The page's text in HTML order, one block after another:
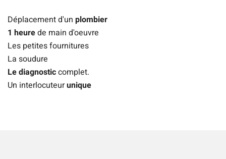
Déplacement d'un plombier
1 heurede main d'oeuvre
Les petites fournitures
La soudure
Le diagnosticcomplet.
Un interlocuteurunique